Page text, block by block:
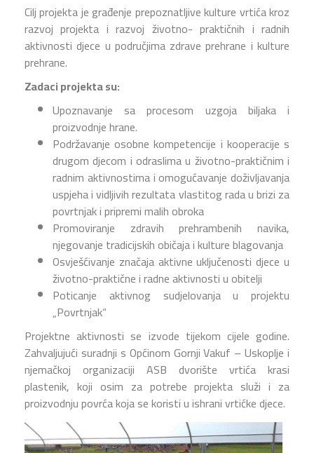
Cilj projekta je građenje prepoznatljive kulture vrtića kroz
razvoj projekta i razvoj životno- praktičnih i radnih
aktivnosti djece u područjima zdrave prehrane i kulture
prehrane.
Zadaci projekta su:
Upoznavanje sa procesom uzgoja biljaka i
proizvodnje hrane.
Podržavanje osobne kompetencije i kooperacije s
drugom djecom i odraslima u životno-praktičnim i
radnim aktivnostima i omogućavanje doživljavanja
uspjeha i vidljivih rezultata vlastitog rada u brizi za
povrtnjak i pripremi malih obroka
Promoviranje zdravih prehrambenih navika,
njegovanje tradicijskih običaja i kulture blagovanja
Osvješćivanje značaja aktivne uključenosti djece u
životno-praktične i radne aktivnosti u obitelji
Poticanje aktivnog sudjelovanja u projektu
„Povrtnjak“
Projektne aktivnosti se izvode tijekom cijele godine.
Zahvaljujući suradnji s Općinom Gornji Vakuf – Uskoplje i
njemačkoj organizaciji ASB dvorište vrtića krasi
plastenik, koji osim za potrebe projekta služi i za
proizvodnju povrća koja se koristi u ishrani vrtićke djece.